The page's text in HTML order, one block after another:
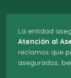
La entidad
Atención al
reclamos que
asegurados,